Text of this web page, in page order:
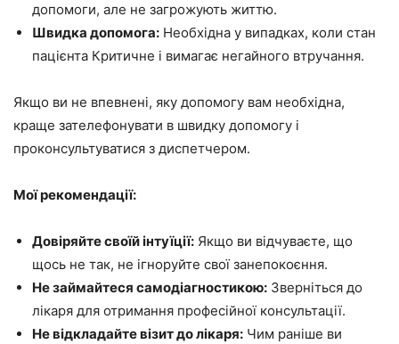
допомоги, але не загрожують життю.
Швидка допомога: Необхідна у випадках, коли стан
пацієнта Критичне і вимагає негайного втручання.
Якщо ви не впевнені, яку допомогу вам необхідна,
краще зателефонувати в швидку допомогу і
проконсультуватися з диспетчером.
Мої рекомендації:
Довіряйте своїй інтуїції: Якщо ви відчуваєте, що
щось не так, не ігноруйте свої занепокоєння.
Не займайтеся самодіагностикою: Зверніться до
лікаря для отримання професійної консультації.
Не відкладайте візит до лікаря: Чим раніше ви